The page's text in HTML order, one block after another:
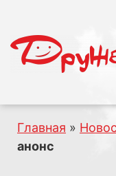
Главная »
анонс